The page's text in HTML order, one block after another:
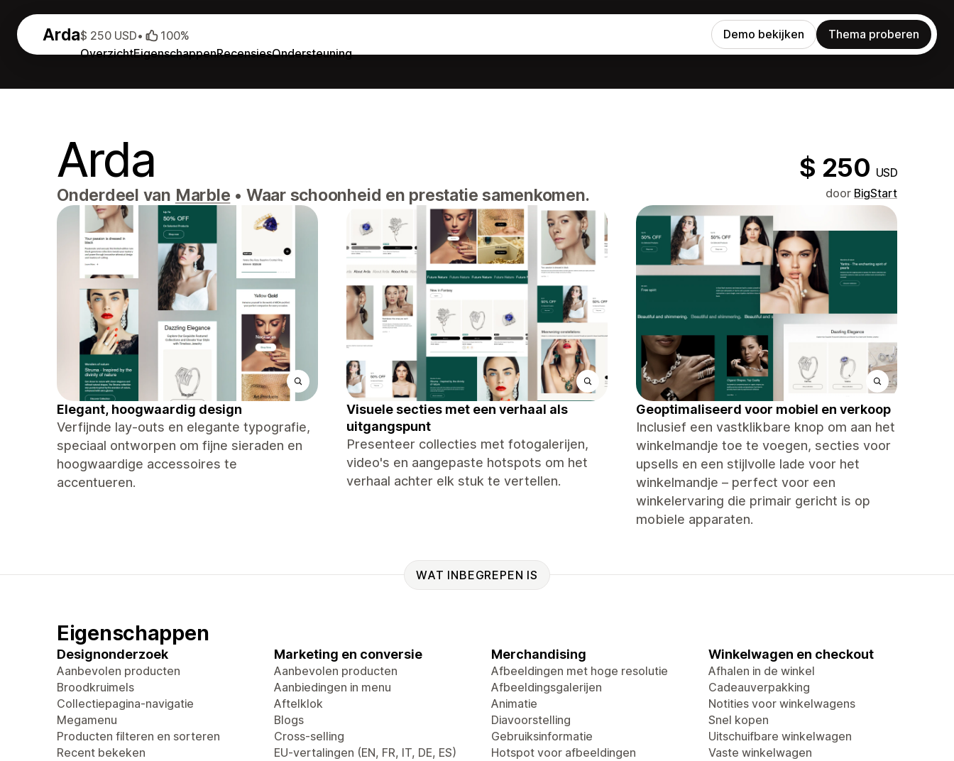
Arda
OverzichtEigenschappenRecensiesOndersteuning
$ 250 USD• 100% Demo bekijken Thema proberen
Arda $ 250 USD
Onderdeel van Marble • Waar schoonheid en prestatie samenkomen. door BigStart
Elegant, hoogwaardig design
Verfijnde lay-outs en elegante typografie,
speciaal ontworpen om fijne sieraden en
hoogwaardige accessoires te
accentueren.
Visuele secties met een verhaal als
uitgangspunt
Presenteer collecties met fotogalerijen,
video's en aangepaste hotspots om het
verhaal achter elk stuk te vertellen.
Geoptimaliseerd voor mobiel en verkoop
Inclusief een vastklikbare knop om aan het
winkelmandje toe te voegen, secties voor
upsells en een stijlvolle lade voor het
winkelmandje – perfect voor een
winkelervaring die primair gericht is op
mobiele apparaten.
WAT INBEGREPEN IS
Eigenschappen
Designonderzoek
Aanbevolen producten
Broodkruimels
Collectiepagina-navigatie
Megamenu
Producten filteren en sorteren
Recent bekeken
Marketing en conversie
Aanbevolen producten
Aanbiedingen in menu
Aftelklok
Blogs
Cross-selling
EU-vertalingen (EN, FR, IT, DE, ES)
Merchandising
Afbeeldingen met hoge resolutie
Afbeeldingsgalerijen
Animatie
Diavoorstelling
Gebruiksinformatie
Hotspot voor afbeeldingen
Winkelwagen en checkout
Afhalen in de winkel
Cadeauverpakking
Notities voor winkelwagens
Snel kopen
Uitschuifbare winkelwagen
Vaste winkelwagen